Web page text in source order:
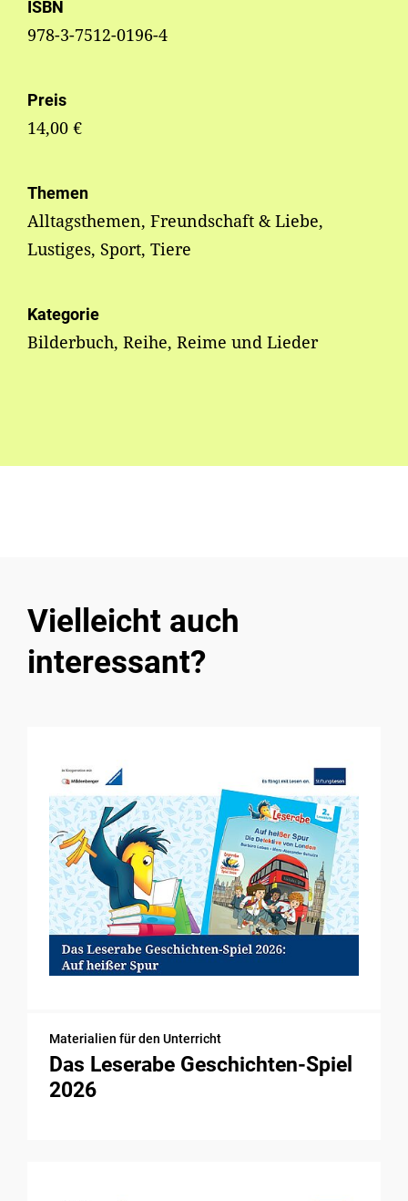
ISBN
978-3-7512-0196-4
Preis
14,00 €
Themen
Alltagsthemen, Freundschaft & Liebe,
Lustiges, Sport, Tiere
Kategorie
Bilderbuch, Reihe, Reime und Lieder
Vielleicht auch
interessant?
Materialien für den Unterricht
Das Leserabe Geschichten-Spiel
2026